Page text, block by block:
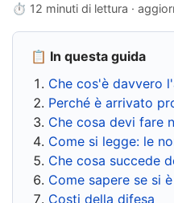
⏱ 12 minuti di lettura ·
📋 In questa guida
Che cos'è davvero
Perché è arrivato
Che cosa devi fare
Come si legge: le
Che cosa succede
Come sapere se si
Costi della difesa